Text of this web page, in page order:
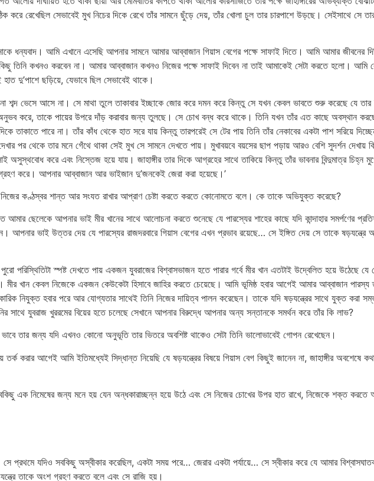
রেখেছিল সেভাবেই মুখ নিচের দিকে রেখে তাঁর সামনে ছুঁড়ে দেয়, তাঁর খোলা চুল তার চারপাশে উড়ছে। সেইসাথে সে তার
ধন্যবাদ। আমি এখানে এসেছি আপনার সামনে আমার আব্বাজান গিয়াস বেগের পক্ষে সাফাই দিতে। আমি আমার জীবনের
তিনি কখনও করবেন না। আমার আব্বাজান কখনও নিজের পক্ষে সাফাই দিবেন না তাই আমাকেই সেটা করতে হলো। আমি
দু’পাশে ছড়িয়ে, যেভাবে ছিল সেভাবেই থাকে।
শব্দ ভেসে আসে না। সে মাথা তুলে তাকাবার ইচ্ছাকে জোর করে দমন করে কিন্তু সে যখন কেবল ভাবতে শুরু করেছে যে তার
করে, তাকে পায়ের উপরে দাঁড় করাবার জন্য তুলছে। সে চোখ বন্ধ করে থাকে। তিনি যখন তাঁর এত কাছে অবস্থান
তাকাতে পারে না। তাঁর কাঁধ থেকে হাত সরে যায় কিন্তু তারপরেই সে টের পায় তিনি তাঁর নেকাবের একটা পাশ সরিয়ে
পর থেকে তার মনে গেঁথে থাকা সেই মুখ সে সামনে দেখতে পায়। মুখাবয়বে বয়সের ছাপ পড়ায় আরও বেশি সুদর্শন
অসুস্থবোধ করে এবং নিস্তেজ হয়ে যায়। জাহাঙ্গীর তার দিকে আগ্রহের সাথে তাকিয়ে কিন্তু তাঁর ভাবনার বিন্দুমাত্র চিহ্ন
করে। আপনার আব্বাজান আর ভাইজান দু’জনকেই জেরা করা হয়েছে।’
কণ্ঠস্বর শান্ত আর সংযত রাখার আপ্রাণ চেষ্টা করতে করতে কোনোমতে বলে। কে তাকে অভিযুক্ত করেছে?
ছেলেকে আপনার ভাই মীর খানের সাথে আলোচনা করতে শুনেছে যে পারস্যের শাহের কাছে যদি কান্দাহার সমর্পণের
আপনার ভাই উত্তর দেয় যে পারস্যের রাজদরবারে গিয়াস বেগের এখন প্রভাব রয়েছে… সে ইঙ্গিত দেয় সে তাকে ষড়যন্ত্রে
পরিস্থিতিটা স্পষ্ট দেখতে পায় একজন যুবরাজের বিশ্বাসভাজন হতে পারার গর্বে মীর খান এতটাই উদ্বেলিত হয়ে উঠেছে
খান কেবল নিজেকে একজন কেউকেটা হিসাবে জাহির করতে চেয়েছে। আমি ভূমিষ্ঠ হবার আগেই আমার আব্বাজান পারস্য
নিযুক্ত হবার পরে আর যোগ্যতার সাথেই তিনি নিজের দায়িত্ব পালন করেছেন। তাকে যদি ষড়যন্ত্রের সাথে যুক্ত করা
সাথে যুবরাজ খুররমের বিয়ের হতে চলেছে সেখানে আপনার বিরুদ্ধে আপনার অন্য সন্তানকে সমর্থন করে তাঁর কি লাভ?
ভাবে তার জন্য যদি এখনও কোনো অনুভূতি তার ভিতরে অবশিষ্ট থাকেও সেটা তিনি ভালোভাবেই গোপন রেখেছেন।
করার আগেই আমি ইতিমধ্যেই সিদ্ধান্ত নিয়েছি যে ষড়যন্ত্রের বিষয়ে গিয়াস বেগ কিছুই জানেন না, জাহাঙ্গীর অবশেষে
এক নিমেষের জন্য মনে হয় যেন অন্ধকারাচ্ছন্ন হয়ে উঠে এবং সে নিজের চোখের উপর হাত রাখে, নিজেকে শক্ত করতে
সে প্রথমে যদিও সবকিছু অস্বীকার করেছিল, একটা সময় পরে… জেরার একটা পর্যায়ে… সে স্বীকার করে যে আমার
তাকে অংশ গ্রহণ করতে বলে এবং সে রাজি হয়।